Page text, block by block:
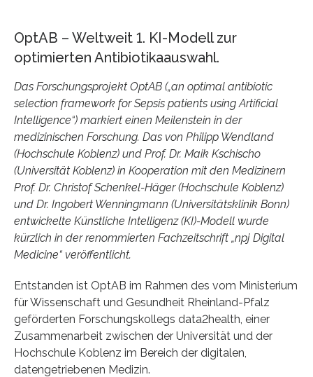
OptAB – Weltweit 1. KI-Modell zur
optimierten Antibiotikaauswahl.
Das Forschungsprojekt OptAB („an optimal antibiotic
selection framework for Sepsis patients using Artificial
Intelligence“) markiert einen Meilenstein in der
medizinischen Forschung. Das von Philipp Wendland
(Hochschule Koblenz) und Prof. Dr. Maik Kschischo
(Universität Koblenz) in Kooperation mit den Medizinern
Prof. Dr. Christof Schenkel-Häger (Hochschule Koblenz)
und Dr. Ingobert Wenningmann (Universitätsklinik Bonn)
entwickelte Künstliche Intelligenz (KI)-Modell wurde
kürzlich in der renommierten Fachzeitschrift „npj Digital
Medicine“ veröffentlicht.
Entstanden ist OptAB im Rahmen des vom Ministerium
für Wissenschaft und Gesundheit Rheinland-Pfalz
geförderten Forschungskollegs data2health, einer
Zusammenarbeit zwischen der Universität und der
Hochschule Koblenz im Bereich der digitalen,
datengetriebenen Medizin.